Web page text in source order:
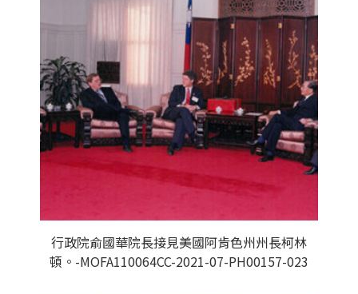
行政院俞國華院長接見美國阿肯色州州長柯林
頓。-MOFA110064CC-2021-07-PH00157-023